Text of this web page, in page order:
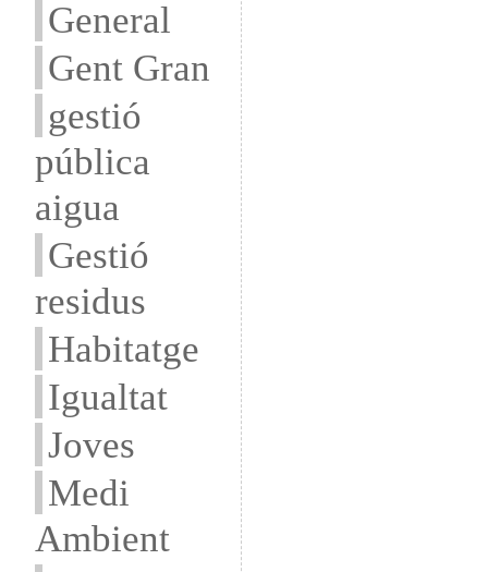
General
Gent Gran
gestió
pública
aigua
Gestió
residus
Habitatge
Igualtat
Joves
Medi
Ambient